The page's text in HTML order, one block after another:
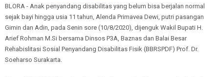
BLORA - Anak penyandang disabilitas yang belum bisa berjalan normal
sejak bayi hingga usia 11 tahun, Alenda Primavea Dewi, putri pasangan
Gimin dan Adin, pada Senin sore (10/8/2020), dijenguk Wakil Bupati H.
Arief Rohman M.Si bersama Dinsos P3A, Baznas dan Balai Besar
Rehabislitasi Sosial Penyandang Disabilitas Fisik (BBRSPDF) Prof. Dr.
Soeharso Surakarta.